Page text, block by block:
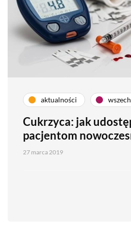
aktualności
Cukrzyca: jak
pacjentom
27 marca 2019